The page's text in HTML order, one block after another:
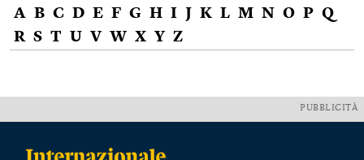
A B C D E F G H I J K L M N O P Q
R S T U V W X Y Z
PUBBLICITÀ